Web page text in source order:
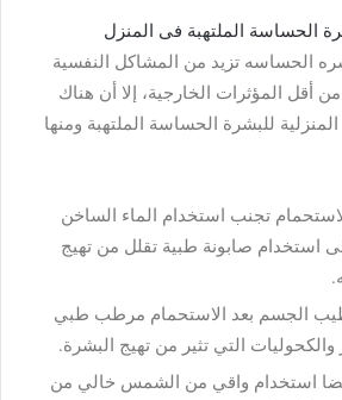
الحساسه تزيد من المشاكل النفسية
أقل المؤثرات الخارجية، إلا أن هناك
للبشرة الحساسة الملتهبة ومنها
تجنب استخدام الماء الساخن
استخدام صابونة طبية تقلل من تهيج
الجسم بعد الاستحمام مرطب طبي
التي تثير من تهيج البشرة.
استخدام واقي من الشمس خالي من